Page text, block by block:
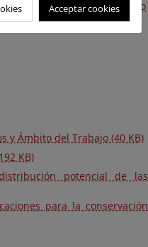
especies por orden alfabético
y Ámbito del Trabajo (40 KB)
KB)
potencial de las
para la conservación
Acceptar cookies